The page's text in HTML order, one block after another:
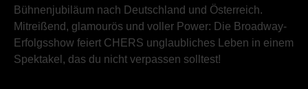
Bühnenjubiläum nach Deutschland und Österreich.
Mitreißend, glamourös und voller Power: Die Broadway-
Erfolgsshow feiert CHERS unglaubliches Leben in einem
Spektakel, das du nicht verpassen solltest!